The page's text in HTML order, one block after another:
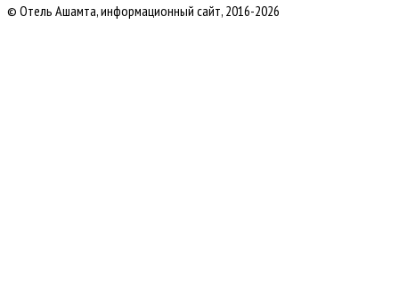
© Отель Ашамта, информационный сайт, 2016-2026